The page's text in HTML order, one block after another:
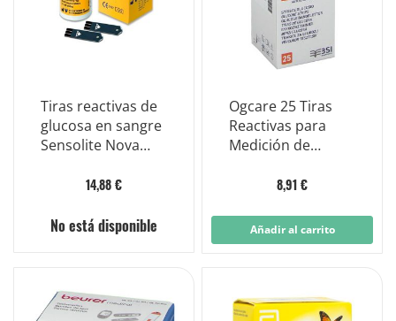
Tiras reactivas de
glucosa en sangre
Sensolite Nova
14,88 €
No está disponible
Ogcare 25 Tiras
Reactivas para
Medición de
8,91 €
Añadir al carrito